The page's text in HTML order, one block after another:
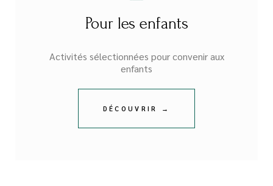
Pour les enfants
Activités sélectionnées pour convenir aux
enfants
DÉCOUVRIR →